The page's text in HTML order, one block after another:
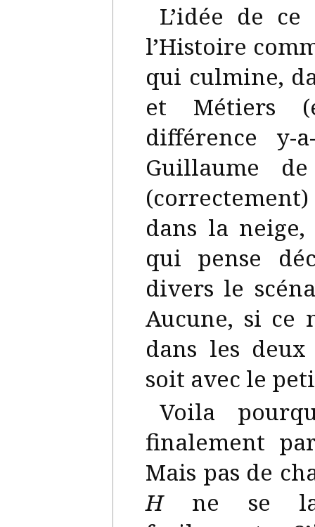
L’idée de
l’Histoire
qui culmine,
et Métiers
différence
Guillaume
(correctement)
dans la
qui pense
divers le
Aucune, si ce
dans les
soit avec le
Voila
finalement
Mais pas de
Hne se